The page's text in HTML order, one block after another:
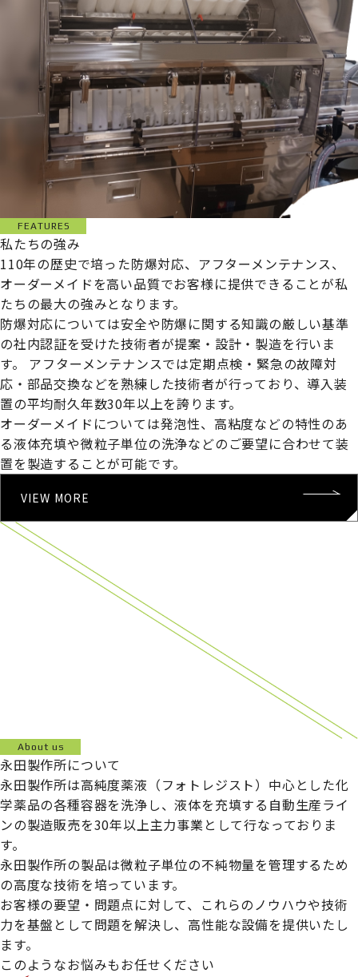
FEATURES
私たちの強み
110年の歴史で培った防爆対応、アフターメンテナンス、
オーダーメイドを高い品質でお客様に提供できることが私
たちの最大の強みとなります。
防爆対応については安全や防爆に関する知識の厳しい基準
の社内認証を受けた技術者が提案・設計・製造を行いま
す。
アフターメンテナンスでは定期点検・緊急の故障対
応・部品交換などを熟練した技術者が行っており、導入装
置の平均耐久年数30年以上を誇ります。
オーダーメイドについては発泡性、高粘度などの特性のあ
る液体充填や微粒子単位の洗浄などのご要望に合わせて装
置を製造することが可能です。
VIEW MORE
About us
永田製作所について
永田製作所は高純度薬液（フォトレジスト）中心とした化
学薬品の各種容器を洗浄し、液体を充填する自動生産ライ
ンの製造販売を30年以上主力事業として行なっておりま
す。
永田製作所の製品は微粒子単位の不純物量を管理するため
の高度な技術を培っています。
お客様の要望・問題点に対して、これらのノウハウや技術
力を基盤として問題を解決し、高性能な設備を提供いたし
ます。
このようなお悩みもお任せください